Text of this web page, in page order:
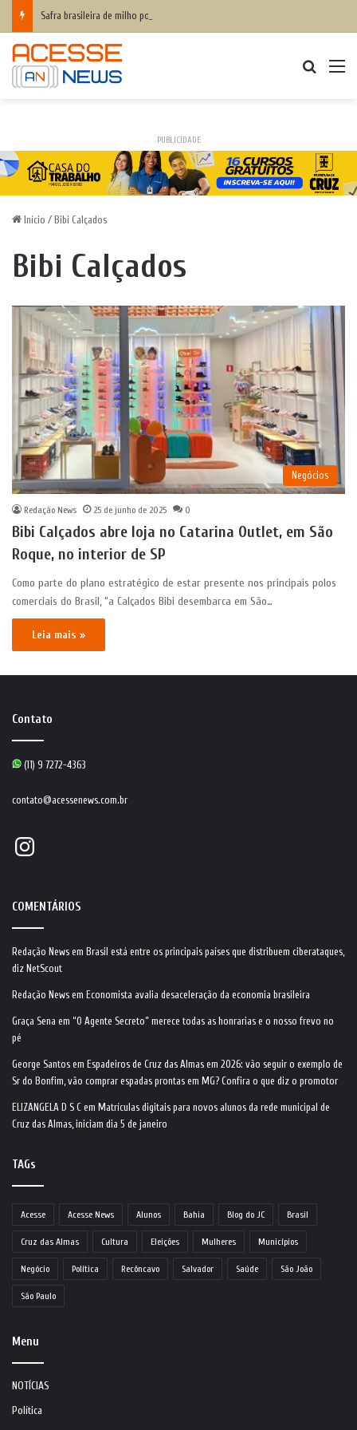
Safra brasileira de milho pode superar 140 milhões de toneladas
PUBLICIDADE
Início / Bibi Calçados
Bibi Calçados
Negócios
Redação News 25 de junho de 2025 0
Bibi Calçados abre loja no Catarina Outlet, em São
Roque, no interior de SP
Como parte do plano estratégico de estar presente nos principais polos
comerciais do Brasil, “a Calçados Bibi desembarca em São…
Leia mais »
Contato
(11) 9 7272-4363
contato@acessenews.com.br
Instagram
COMENTÁRIOS
Redação News em Brasil está entre os principais países que distribuem ciberataques,
diz NetScout
Redação News em Economista avalia desaceleração da economia brasileira
Graça Sena em “O Agente Secreto” merece todas as honrarias e o nosso frevo no
pé
George Santos em Espadeiros de Cruz das Almas em 2026: vão seguir o exemplo de
Sr do Bonfim, vão comprar espadas prontas em MG? Confira o que diz o promotor
ELIZANGELA D S C em Matrículas digitais para novos alunos da rede municipal de
Cruz das Almas, iniciam dia 5 de janeiro
TAGs
Acesse Acesse News Alunos Bahia Blog do JC Brasil
Cruz das Almas Cultura Eleições Mulheres Municípios
Negócio Política Recôncavo Salvador Saúde São João
São Paulo
Menu
NOTÍCIAS
Política